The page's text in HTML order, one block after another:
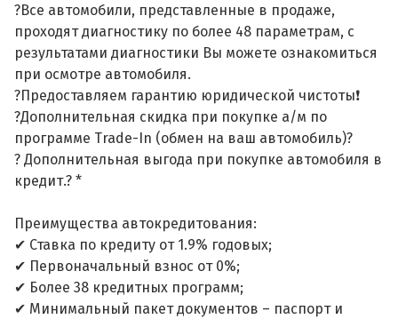
?Все автомобили, представленные в продаже,
проходят диагностику по более 48 параметрам, с
результатами диагностики Вы можете ознакомиться
при осмотре автомобиля.
?Предоставляем гарантию юридической чистоты❗
?Дополнительная скидка при покупке а/м по
программе Trade-In (обмен на ваш автомобиль)?
? Дополнительная выгода при покупке автомобиля в
кредит.? *
Преимущества автокредитования:
✔ Ставка по кредиту от 1.9% годовых;
✔ Первоначальный взнос от 0%;
✔ Более 38 кредитных программ;
✔ Минимальный пакет документов – паспорт и